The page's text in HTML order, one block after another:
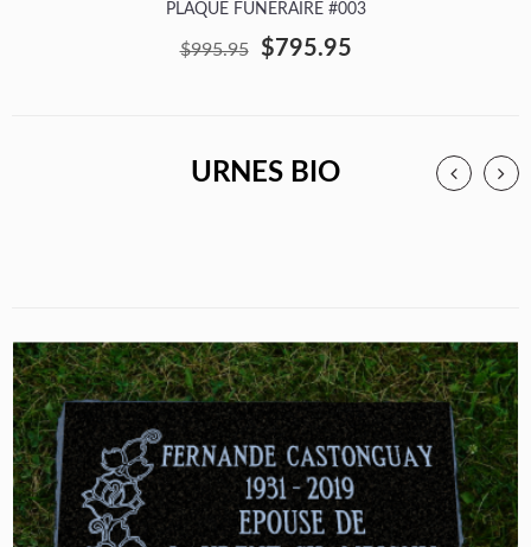
PLAQUE FUNÉRAIRE #003
$995.95 $795.95
URNES BIO